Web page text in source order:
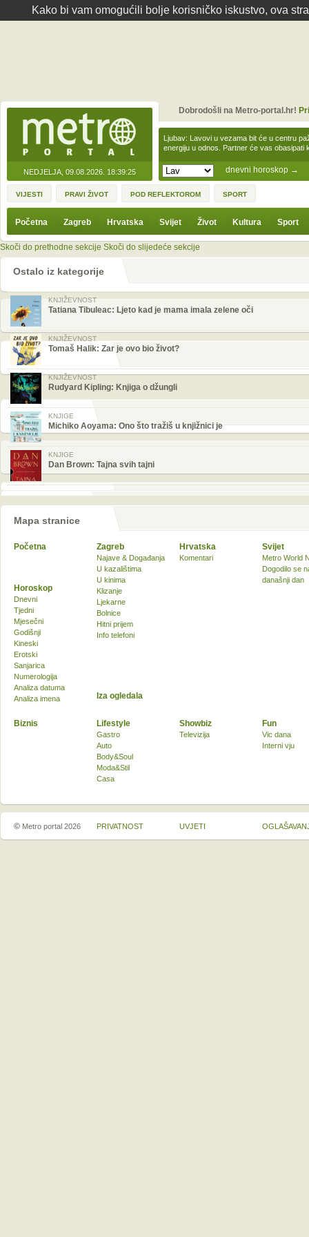
Kako bi vam omogućili bolje korisničko iskustvo, ova
NEDJELJA, 09.08.2026. 18:39:25 dnevni horoskop →
Ljubav: Lavovi u vezama bit će u centru
energiju u odnos. Partner će vas obasipati
Dobrodošli na Metro-portal.hr!
VIJESTI PRAVI ŽIVOT POD REFLEKTOROM SPORT
Početna Zagreb Hrvatska Svijet Život Kultura Sport
Skoči do prethodne sekcije Skoči do slijedeće sekcije
Ostalo iz kategorije
KNJIŽEVNOST
Tatiana Tibuleac: Ljeto kad je mama imala zelene oči
KNJIŽEVNOST
Tomaš Halik: Zar je ovo bio život?
KNJIŽEVNOST
Rudyard Kipling: Knjiga o džungli
KNJIGE
Michiko Aoyama: Ono što tražiš u knjižnici je
KNJIGE
Dan Brown: Tajna svih tajni
Mapa stranice
Početna Zagreb
Najave & Događanja
U kazalištima
U kinima
Klizanje
Ljekarne
Bolnice
Hitni prijem
Info telefoni
Hrvatska
Komentari
Svijet
Metro World
Dogodilo se
današnji dan
Biznis Lifestyle
Gastro
Auto
Body&Soul
Moda&Stil
Casa
Showbiz
Televizija
Fun
Vic dana
Interni vju
Horoskop
Dnevni
Tjedni
Mjesečni
Godišnji
Kineski
Erotski
Sanjarica
Numerologija
Analiza datuma
Analiza imena
Iza ogledala
© Metro portal 2026 PRIVATNOST UVJETI